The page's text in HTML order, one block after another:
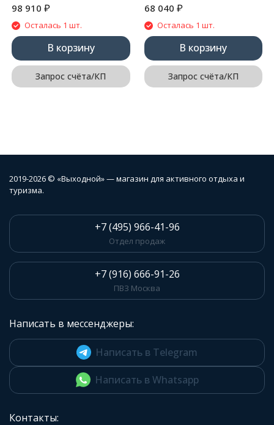
98 910 ₽
Осталась 1 шт.
В корзину
Запрос счёта/КП
68 040 ₽
Осталась 1 шт.
В корзину
Запрос счёта/КП
2019-2026 © «Выходной» — магазин для активного отдыха и
туризма.
+7 (495) 966-41-96
Отдел продаж
+7 (916) 666-91-26
ПВЗ Москва
Написать в мессенджеры:
Написать в Telegram
Написать в Whatsapp
Контакты: